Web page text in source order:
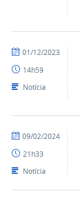
por
-
SEAD
publicado
01/12/2023
14h59
Notícia
por
-
SEAD
publicado
09/02/2024
21h33
Notícia